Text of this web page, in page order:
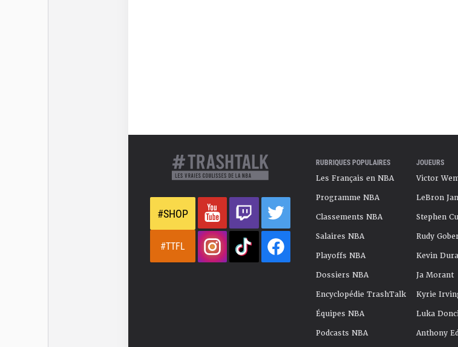
#SHOP
#TTFL
RUBRIQUES POPULAIRES
Les Français en NBA
Programme NBA
Classements NBA
Salaires NBA
Playoffs NBA
Dossiers NBA
Encyclopédie TrashTalk
Équipes NBA
Podcasts NBA
JOUEURS
Victor
LeBron
Stephen
Rudy
Kevin
Ja Morant
Kyrie
Luka
Anthony